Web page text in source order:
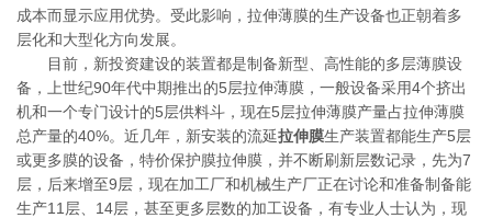
成本而显示应用优势。受此影响，拉伸薄膜的生产设备也正朝着多
层化和大型化方向发展。
目前，新投资建设的装置都是制备新型、高性能的多层薄膜设
备，上世纪90年代中期推出的5层拉伸薄膜，一般设备采用4个挤出
机和一个专门设计的5层供料斗，现在5层拉伸薄膜产量占拉伸薄膜
总产量的40%。近几年，新安装的流延拉伸膜生产装置都能生产5层
或更多膜的设备，特价保护膜拉伸膜，并不断刷新层数记录，先为7
层，后来增至9层，现在加工厂和机械生产厂正在讨论和准备制备能
生产11层、14层，甚至更多层数的加工设备，有专业人士认为，现